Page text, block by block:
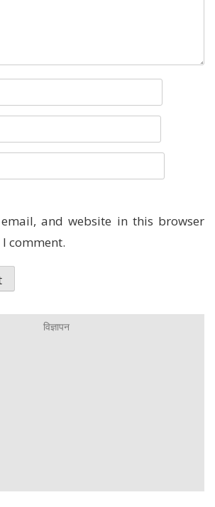
and website in this browser
comment.